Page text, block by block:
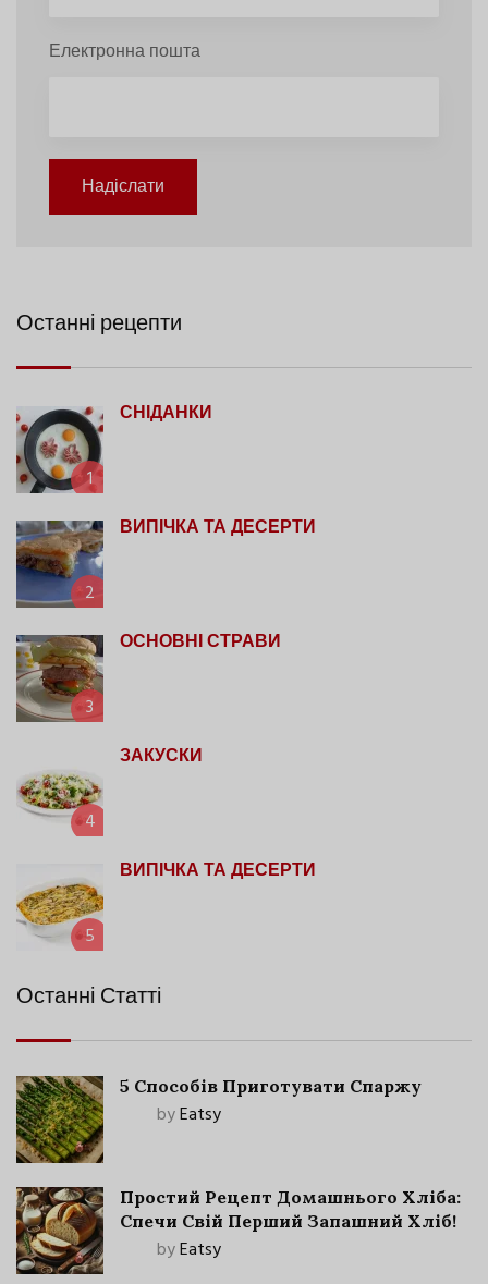
Електронна пошта
Надіслати
Останні рецепти
1
СНІДАНКИ
2
ВИПІЧКА ТА ДЕСЕРТИ
3
ОСНОВНІ СТРАВИ
4
ЗАКУСКИ
5
ВИПІЧКА ТА ДЕСЕРТИ
Останні Статті
5 Способів Приготувати Спаржу
byEatsy
Простий Рецепт Домашнього Хліба:
Спечи Свій Перший Запашний Хліб!
byEatsy